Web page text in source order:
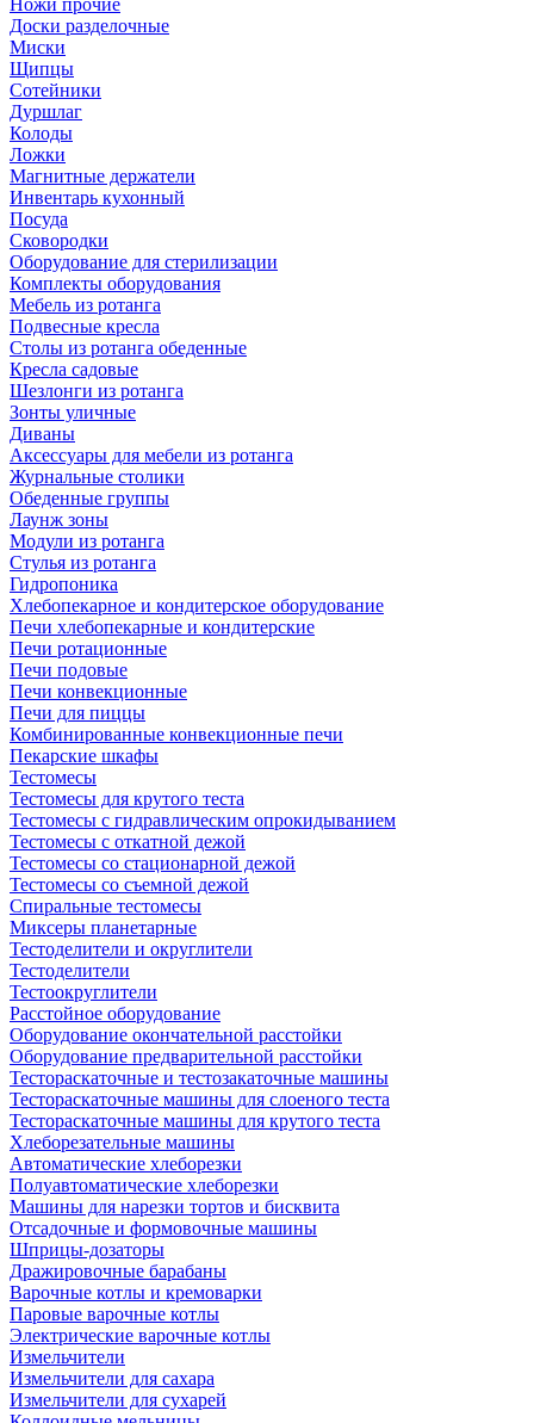
Ножи прочие
Доски разделочные
Миски
Щипцы
Сотейники
Дуршлаг
Колоды
Ложки
Магнитные держатели
Инвентарь кухонный
Посуда
Сковородки
Оборудование для стерилизации
Комплекты оборудования
Мебель из ротанга
Подвесные кресла
Столы из ротанга обеденные
Кресла садовые
Шезлонги из ротанга
Зонты уличные
Диваны
Аксессуары для мебели из ротанга
Журнальные столики
Обеденные группы
Лаунж зоны
Модули из ротанга
Стулья из ротанга
Гидропоника
Хлебопекарное и кондитерское оборудование
Печи хлебопекарные и кондитерские
Печи ротационные
Печи подовые
Печи конвекционные
Печи для пиццы
Комбинированные конвекционные печи
Пекарские шкафы
Тестомесы
Тестомесы для крутого теста
Тестомесы с гидравлическим опрокидыванием
Тестомесы с откатной дежой
Тестомесы со стационарной дежой
Тестомесы со съемной дежой
Спиральные тестомесы
Миксеры планетарные
Тестоделители и округлители
Тестоделители
Тестоокруглители
Расстойное оборудование
Оборудование окончательной расстойки
Оборудование предварительной расстойки
Тестораскаточные и тестозакаточные машины
Тестораскаточные машины для слоеного теста
Тестораскаточные машины для крутого теста
Хлеборезательные машины
Автоматические хлеборезки
Полуавтоматические хлеборезки
Машины для нарезки тортов и бисквита
Отсадочные и формовочные машины
Шприцы-дозаторы
Дражировочные барабаны
Варочные котлы и кремоварки
Паровые варочные котлы
Электрические варочные котлы
Измельчители
Измельчители для сахара
Измельчители для сухарей